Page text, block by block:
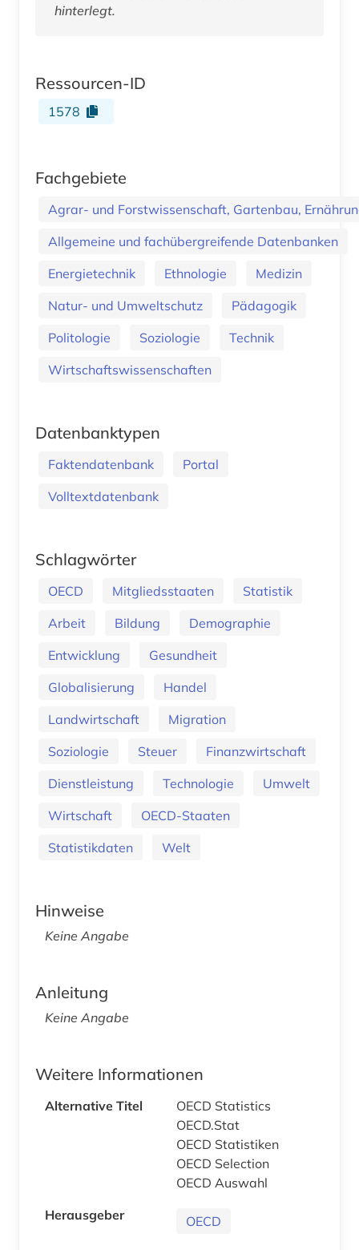
hinterlegt.
Ressourcen-ID
1578
Fachgebiete
Agrar- und Forstwissenschaft, Gartenbau,
Allgemeine und fachübergreifende Datenbanken
Energietechnik
Ethnologie
Medizin
Natur- und Umweltschutz
Pädagogik
Politologie
Soziologie
Technik
Wirtschaftswissenschaften
Datenbanktypen
Faktendatenbank
Portal
Volltextdatenbank
Schlagwörter
OECD Mitgliedsstaaten
Statistik
Arbeit
Bildung
Demographie
Entwicklung
Gesundheit
Globalisierung
Handel
Landwirtschaft
Migration
Soziologie
Steuer
Finanzwirtschaft
Dienstleistung
Technologie
Umwelt
Wirtschaft
OECD-Staaten
Statistikdaten
Welt
Hinweise
Keine Angabe
Anleitung
Keine Angabe
Weitere Informationen
Alternative Titel
OECD Statistics
OECD.Stat
OECD Statistiken
OECD Selection
OECD Auswahl
Herausgeber
OECD